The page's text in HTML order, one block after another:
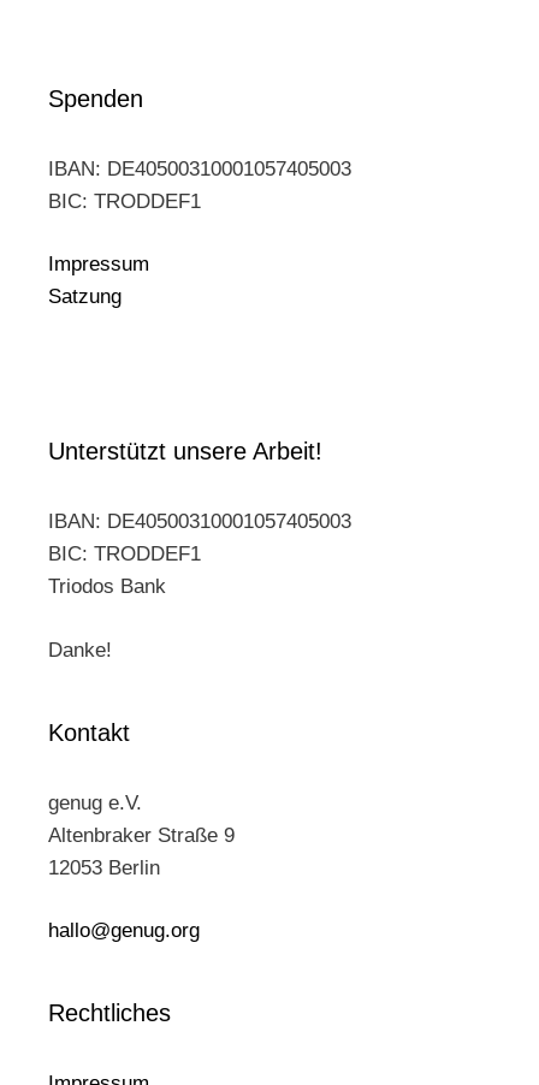
Spenden
IBAN: DE40500310001057405003
BIC: TRODDEF1
Impressum
Satzung
Unterstützt unsere Arbeit!
IBAN: DE40500310001057405003
BIC: TRODDEF1
Triodos Bank
Danke!
Kontakt
genug e.V.
Altenbraker Straße 9
12053 Berlin
hallo@genug.org
Rechtliches